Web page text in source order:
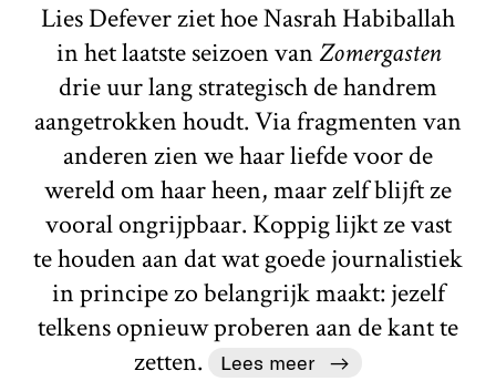
Lies Defever ziet hoe Nasrah Habiballah
in het laatste seizoen vanZomergasten
drie uur lang strategisch de handrem
aangetrokken houdt. Via fragmenten van
anderen zien we haar liefde voor de
wereld om haar heen, maar zelf blijft ze
vooral ongrijpbaar. Koppig lijkt ze vast
te houden aan dat wat goede journalistiek
in principe zo belangrijk maakt: jezelf
telkens opnieuw proberen aan de kant te
zetten.
Lees meer